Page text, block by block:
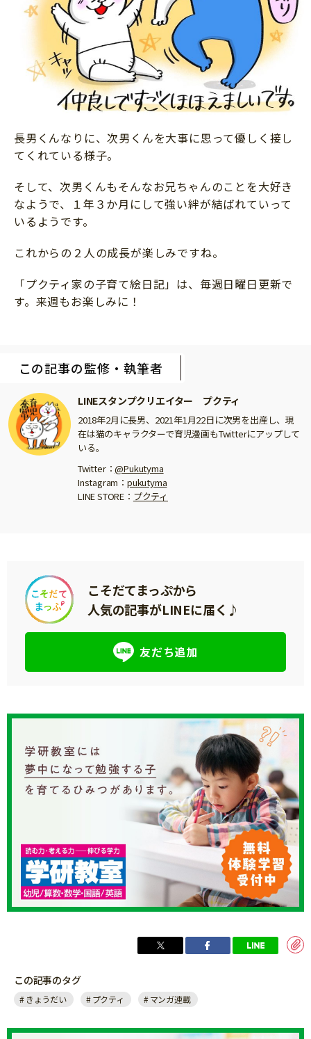
長男くんなりに、次男くんを大事に思って優しく接し
てくれている様子。
そして、次男くんもそんなお兄ちゃんのことを大好き
なようで、１年３か月にして強い絆が結ばれていって
いるようです。
これからの２人の成長が楽しみですね。
「プクティ家の子育て絵日記」は、毎週日曜日更新で
す。来週もお楽しみに！
この記事の監修・執筆者
LINEスタンプクリエイター プクティ
2018年2月に長男、2021年1月22日に次男を出産し、現
在は猫のキャラクターで育児漫画もTwitterにアップして
いる。
Twitter：@Pukutyma
Instagram： pukutyma
LINE STORE： プクティ
こそだてまっぷから
人気の記事がLINEに届く♪
友だち追加
この記事のタグ
きょうだい プクティ マンガ連載